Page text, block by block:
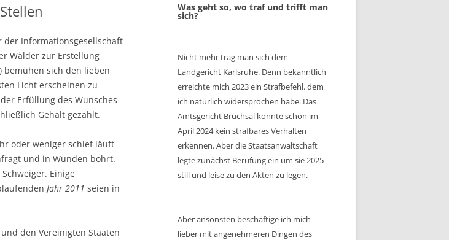
der Informationsgesellschaft
Wälder zur Erstellung
bemühen sich den lieben
Licht erscheinen zu
Erfüllung des Wunsches
Gehalt gezahlt.
oder weniger schief läuft
und in Wunden bohrt.
Einige
Jahr 2011 seien in
und den Vereinigten Staaten
Was geht so, wo traf und trifft man
sich?
Nicht mehr trag man sich dem
Landgericht Karlsruhe. Denn bekanntlich
erreichte mich 2023 ein Strafbefehl. dem
ich natürlich widersprochen habe. Das
Amtsgericht Bruchsal konnte schon im
April 2024 kein strafbares Verhalten
erkennen. Aber die Staatsanwaltschaft
legte zunächst Berufung ein um sie 2025
still und leise zu den Akten zu legen.
Aber ansonsten beschäftige ich mich
lieber mit angenehmeren Dingen des